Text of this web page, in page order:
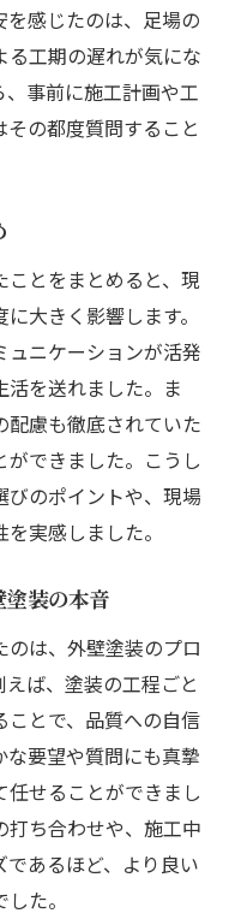
感じたのは、足場の
る工期の遅れが気にな
事前に施工計画や工
の都度質問すること
とをまとめると、現
大きく影響します。
ュニケーションが活発
を送れました。ま
配慮も徹底されていた
できました。こうし
びのポイントや、現場
実感しました。
塗装の本音
は、外壁塗装のプロ
ば、塗装の工程ごと
ことで、品質への自信
要望や質問にも真摯
せることができまし
打ち合わせや、施工中
あるほど、より良い
た。